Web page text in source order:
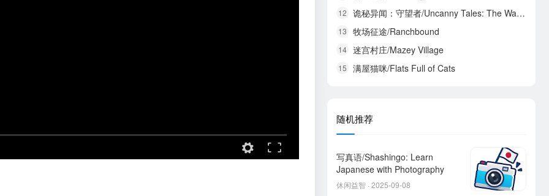
12 诡秘异闻：守望者/Uncanny Tales: The Watcher
13 牧场征途/Ranchbound
14 迷宫村庄/Mazey Village
15 满屋猫咪/Flats Full of Cats
随机推荐
写真语/Shashingo: Learn
Japanese with Photography
休闲益智 · 2025-09-08